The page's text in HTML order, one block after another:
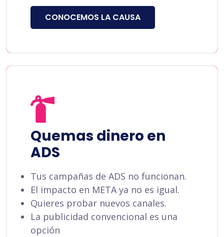
CONOCEMOS LA CAUSA
Quemas dinero en
ADS
Tus campañas de ADS no funcionan.
El impacto en META ya no es igual.
Quieres probar nuevos canales.
La publicidad convencional es una
opción